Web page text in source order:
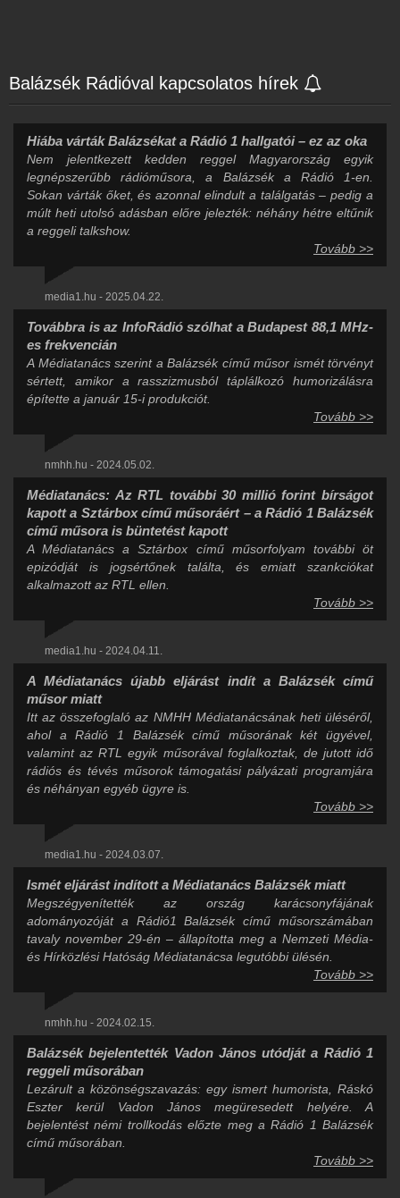
Balázsék Rádióval kapcsolatos hírek
Hiába várták Balázsékat a Rádió 1 hallgatói – ez az oka
Nem jelentkezett kedden reggel Magyarország egyik
legnépszerűbb rádióműsora, a Balázsék a Rádió 1-en.
Sokan várták őket, és azonnal elindult a találgatás – pedig a
múlt heti utolsó adásban előre jelezték: néhány hétre eltűnik
a reggeli talkshow.
Tovább >>
media1.hu - 2025.04.22.
Továbbra is az InfoRádió szólhat a Budapest 88,1 MHz-
es frekvencián
A Médiatanács szerint a Balázsék című műsor ismét törvényt
sértett, amikor a rasszizmusból táplálkozó humorizálásra
építette a január 15-i produkciót.
Tovább >>
nmhh.hu - 2024.05.02.
Médiatanács: Az RTL további 30 millió forint bírságot
kapott a Sztárbox című műsoráért – a Rádió 1 Balázsék
című műsora is büntetést kapott
A Médiatanács a Sztárbox című műsorfolyam további öt
epizódját is jogsértőnek találta, és emiatt szankciókat
alkalmazott az RTL ellen.
Tovább >>
media1.hu - 2024.04.11.
A Médiatanács újabb eljárást indít a Balázsék című
műsor miatt
Itt az összefoglaló az NMHH Médiatanácsának heti üléséről,
ahol a Rádió 1 Balázsék című műsorának két ügyével,
valamint az RTL egyik műsorával foglalkoztak, de jutott idő
rádiós és tévés műsorok támogatási pályázati programjára
és néhányan egyéb ügyre is.
Tovább >>
media1.hu - 2024.03.07.
Ismét eljárást indított a Médiatanács Balázsék miatt
Megszégyenítették az ország karácsonyfájának
adományozóját a Rádió1 Balázsék című műsorszámában
tavaly november 29-én – állapította meg a Nemzeti Média-
és Hírközlési Hatóság Médiatanácsa legutóbbi ülésén.
Tovább >>
nmhh.hu - 2024.02.15.
Balázsék bejelentették Vadon János utódját a Rádió 1
reggeli műsorában
Lezárult a közönségszavazás: egy ismert humorista, Ráskó
Eszter kerül Vadon János megüresedett helyére. A
bejelentést némi trollkodás előzte meg a Rádió 1 Balázsék
című műsorában.
Tovább >>